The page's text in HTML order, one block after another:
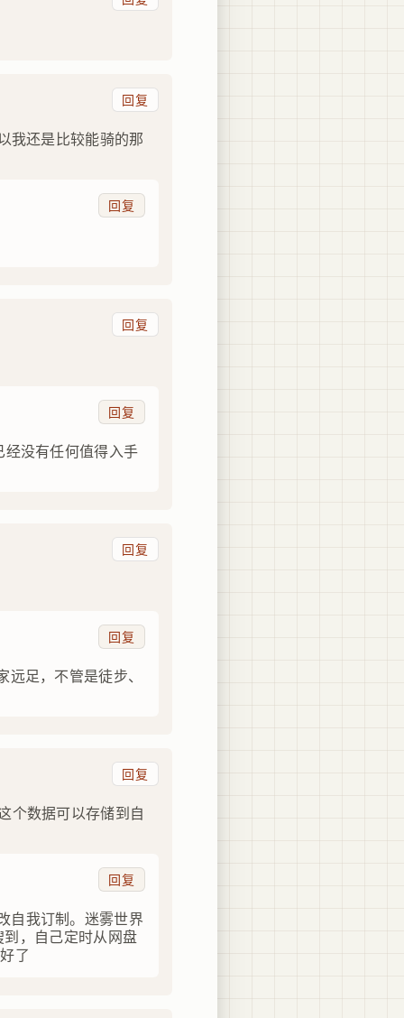
回复
我还是比较能骑的那
回复
回复
回复
没有任何值得入手
回复
回复
足，不管是徒步、
回复
个数据可以存储到自
回复
自我订制。迷雾世界
，自己定时从网盘
了